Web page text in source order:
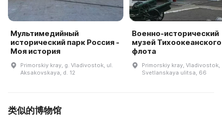
Мультимедийный
исторический парк Россия -
Моя история
Primorskiy kray, g. Vladivostok, ul.
Aksakovskaya, d. 12
Военно-исторический
музей Тихоокеанского
флота
Primorskiy kray, Vladivostok,
Svetlanskaya ulitsa, 66
类似的博物馆